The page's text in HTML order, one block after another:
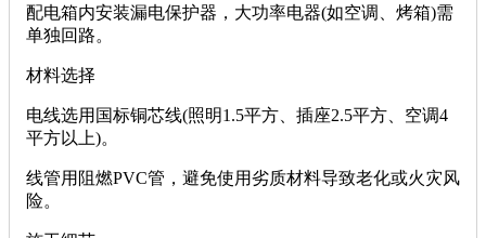
配电箱内安装漏电保护器，大功率电器(如空调、烤箱)需
单独回路。
‌材料选择‌
电线选用国标铜芯线(照明1.5平方、插座2.5平方、空调4
平方以上)。
线管用阻燃PVC管，避免使用劣质材料导致老化或火灾风
险。